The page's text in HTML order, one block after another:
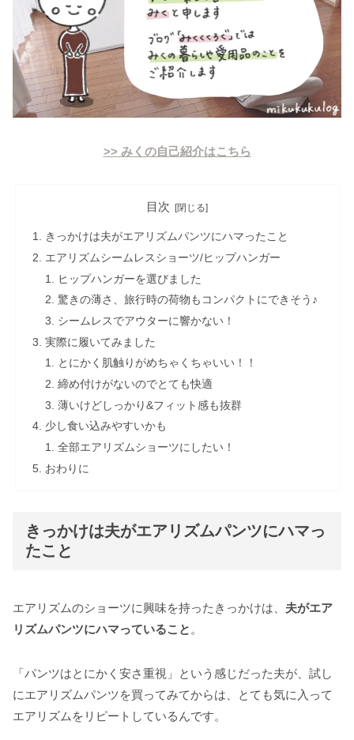
>> みくの自己紹介はこちら
目次
きっかけは夫がエアリズムパンツにハマったこと
エアリズムシームレスショーツ/ヒップハンガー
ヒップハンガーを選びました
驚きの薄さ、旅行時の荷物もコンパクトにできそう♪
シームレスでアウターに響かない！
実際に履いてみました
とにかく肌触りがめちゃくちゃいい！！
締め付けがないのでとても快適
薄いけどしっかり&フィット感も抜群
少し食い込みやすいかも
全部エアリズムショーツにしたい！
おわりに
きっかけは夫がエアリズムパンツにハマっ
たこと
エアリズムのショーツに興味を持ったきっかけは、 夫がエア
リズムパンツにハマっていること 。
「パンツはとにかく安さ重視」という感じだった夫が、試し
にエアリズムパンツを買ってみてからは、とても気に入って
エアリズムをリピートしているんです。